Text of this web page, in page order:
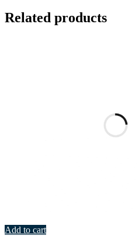
พลัส
quantity
Related products
Add to cart